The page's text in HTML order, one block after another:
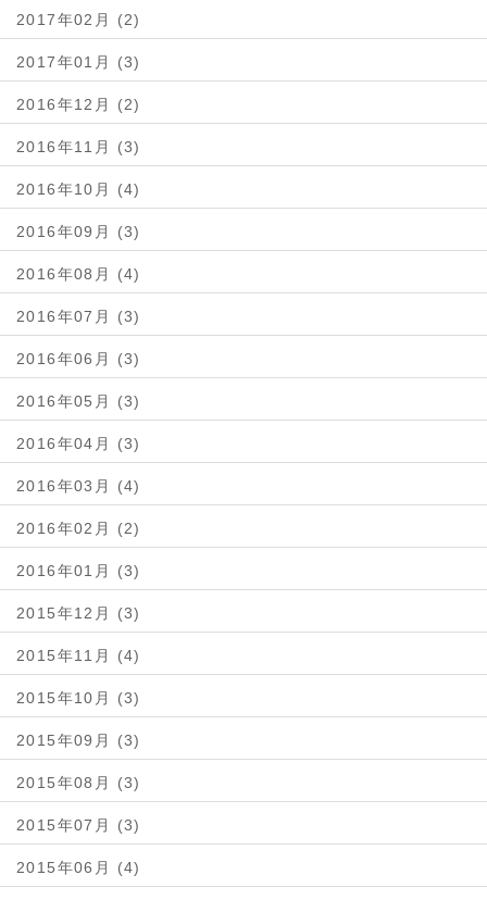
2017年02月 (2)
2017年01月 (3)
2016年12月 (2)
2016年11月 (3)
2016年10月 (4)
2016年09月 (3)
2016年08月 (4)
2016年07月 (3)
2016年06月 (3)
2016年05月 (3)
2016年04月 (3)
2016年03月 (4)
2016年02月 (2)
2016年01月 (3)
2015年12月 (3)
2015年11月 (4)
2015年10月 (3)
2015年09月 (3)
2015年08月 (3)
2015年07月 (3)
2015年06月 (4)